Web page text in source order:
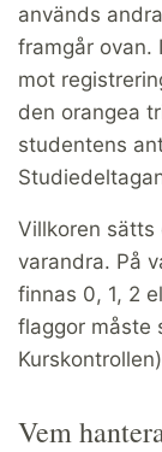
används
framgår ovan.
mot
den orangea
studentens
Villkoren sätts
varandra. På
finnas 0, 1, 2
flaggor måste
Vem